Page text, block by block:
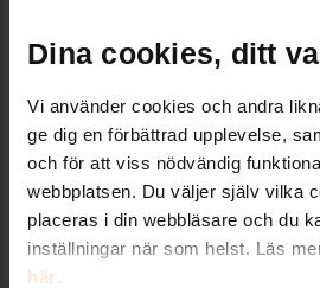
Dina cookies, ditt
Vi använder cookies och andra
ge dig en förbättrad upplevelse,
och för att viss nödvändig
webbplatsen. Du väljer själv vilka
placeras i din webbläsare och du
inställningar när som helst. Läs
här.
Tjänster & produkter
AktivBo – kundinsikt
Vixinity – boendeplattform